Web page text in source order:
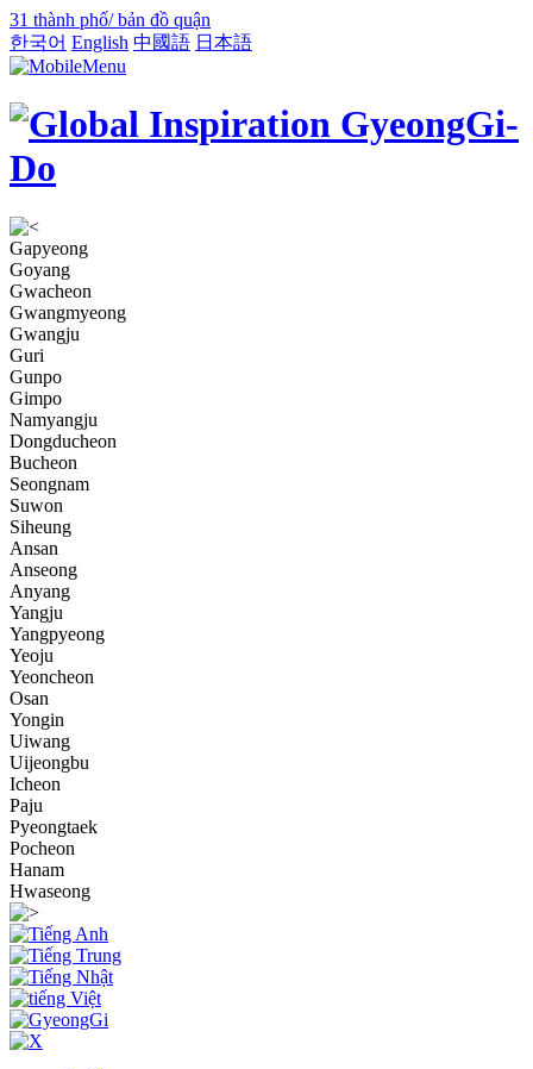
31 thành phố/ bản đồ quận
한국어 English 中國語 日本語
Gapyeong
Goyang
Gwacheon
Gwangmyeong
Gwangju
Guri
Gunpo
Gimpo
Namyangju
Dongducheon
Bucheon
Seongnam
Suwon
Siheung
Ansan
Anseong
Anyang
Yangju
Yangpyeong
Yeoju
Yeoncheon
Osan
Yongin
Uiwang
Uijeongbu
Icheon
Paju
Pyeongtaek
Pocheon
Hanam
Hwaseong